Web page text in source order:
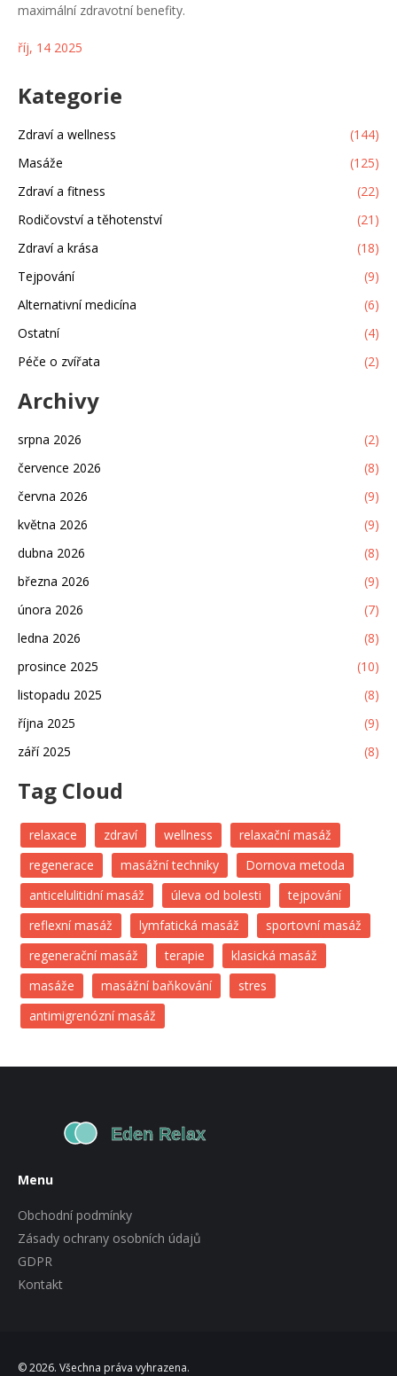
maximální zdravotní benefity.
říj, 14 2025
Kategorie
Zdraví a wellness
(144)
Masáže
(125)
Zdraví a fitness
(22)
Rodičovství a těhotenství
(21)
Zdraví a krása
(18)
Tejpování
(9)
Alternativní medicína
(6)
Ostatní
(4)
Péče o zvířata
(2)
Archivy
srpna 2026
(2)
července 2026
(8)
června 2026
(9)
května 2026
(9)
dubna 2026
(8)
března 2026
(9)
února 2026
(7)
ledna 2026
(8)
prosince 2025
(10)
listopadu 2025
(8)
října 2025
(9)
září 2025
(8)
Tag Cloud
relaxace zdraví wellness
relaxační masáž
regenerace
masážní techniky
Dornova metoda
anticelulitidní masáž
úleva od bolesti
tejpování
reflexní masáž
lymfatická masáž
sportovní masáž
regenerační masáž
terapie
klasická masáž
masáže
masážní baňkování
stres
antimigrenózní masáž
Menu
Obchodní podmínky
Zásady ochrany osobních údajů
GDPR
Kontakt
© 2026. Všechna práva vyhrazena.